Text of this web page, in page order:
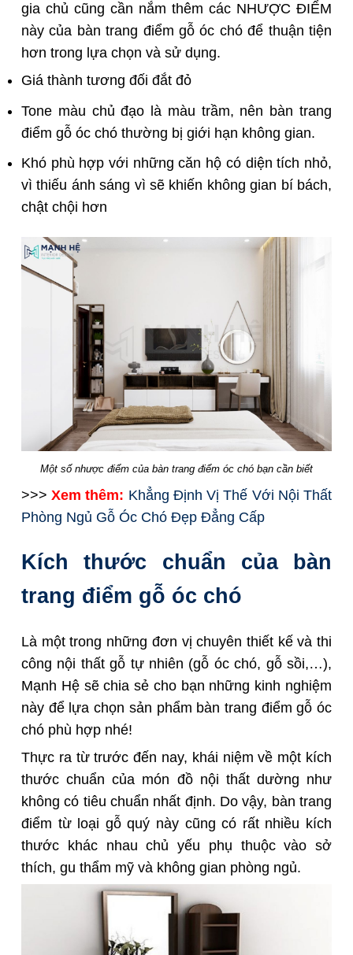
gia chủ cũng cần nắm thêm các NHƯỢC ĐIỂM
này của bàn trang điểm gỗ óc chó để thuận tiện
hơn trong lựa chọn và sử dụng.
Giá thành tương đối đắt đỏ
Tone màu chủ đạo là màu trầm, nên bàn trang
điểm gỗ óc chó thường bị giới hạn không gian.
Khó phù hợp với những căn hộ có diện tích nhỏ,
vì thiếu ánh sáng vì sẽ khiến không gian bí bách,
chật chội hơn
Một số nhược điểm của bàn trang điểm óc chó bạn cần biết
>>>Xem thêm: Khẳng Định Vị Thế Với Nội Thất
Phòng Ngủ Gỗ Óc Chó Đẹp Đẳng Cấp
Kích thước chuẩn của bàn
trang điểm gỗ óc chó
Là một trong những đơn vị chuyên thiết kế và thi
công nội thất gỗ tự nhiên (gỗ óc chó, gỗ sồi,…),
Mạnh Hệ sẽ chia sẻ cho bạn những kinh nghiệm
này để lựa chọn sản phẩm bàn trang điểm gỗ óc
chó phù hợp nhé!
Thực ra từ trước đến nay, khái niệm về một kích
thước chuẩn của món đồ nội thất dường như
không có tiêu chuẩn nhất định. Do vậy, bàn trang
điểm từ loại gỗ quý này cũng có rất nhiều kích
thước khác nhau chủ yếu phụ thuộc vào sở
thích, gu thẩm mỹ và không gian phòng ngủ.